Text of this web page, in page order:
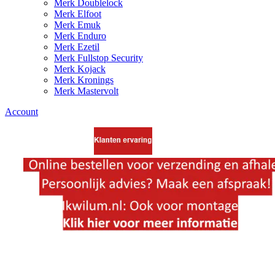
Merk Doublelock
Merk Elfoot
Merk Emuk
Merk Enduro
Merk Ezetil
Merk Fullstop Security
Merk Kojack
Merk Kronings
Merk Mastervolt
Account